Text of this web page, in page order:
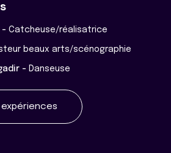
- Catcheuse/réalisatrice
beaux arts/scénographie
- Danseuse